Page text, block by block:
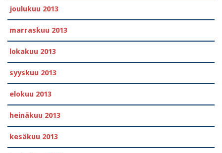
joulukuu 2013
marraskuu 2013
lokakuu 2013
syyskuu 2013
elokuu 2013
heinäkuu 2013
kesäkuu 2013